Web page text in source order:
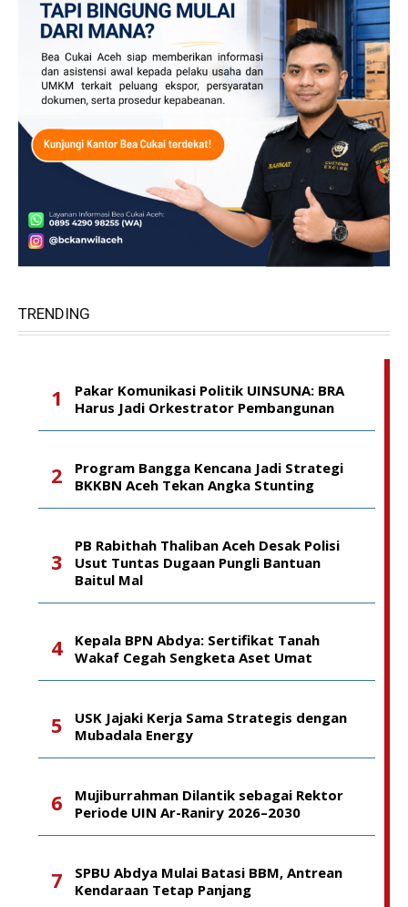
TRENDING
Pakar Komunikasi Politik UINSUNA: BRA
Harus Jadi Orkestrator Pembangunan
Program Bangga Kencana Jadi Strategi
BKKBN Aceh Tekan Angka Stunting
PB Rabithah Thaliban Aceh Desak Polisi
Usut Tuntas Dugaan Pungli Bantuan
Baitul Mal
Kepala BPN Abdya: Sertifikat Tanah
Wakaf Cegah Sengketa Aset Umat
USK Jajaki Kerja Sama Strategis dengan
Mubadala Energy
Mujiburrahman Dilantik sebagai Rektor
Periode UIN Ar-Raniry 2026–2030
SPBU Abdya Mulai Batasi BBM, Antrean
Kendaraan Tetap Panjang